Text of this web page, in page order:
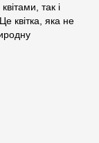
так і
квітка, яка не